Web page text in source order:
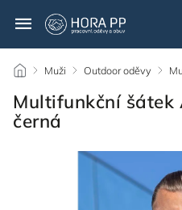
/ Muži / Outdoor oděvy /
Multifunkční šátek
černá